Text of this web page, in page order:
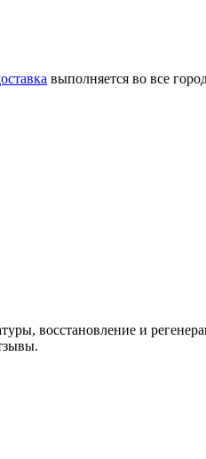
выполняется во все
восстановление и